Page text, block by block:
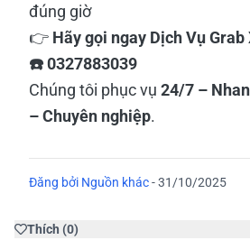
đúng giờ
👉 Hãy gọi ngay Dịch Vụ
☎️ 0327883039
Chúng tôi phục vụ 24/7 –
– Chuyên nghiệp.
Đăng bởi Nguồn khác-31/10/2025
Thích (0)